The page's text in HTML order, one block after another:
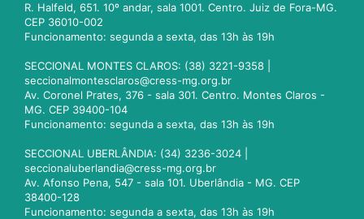
R. Halfeld, 651. 10º andar, sala 1001. Centro. Juiz de Fora-MG.
CEP 36010-002
Funcionamento: segunda a sexta, das 13h às 19h
SECCIONAL MONTES CLAROS: (38) 3221-9358 |
seccionalmontesclaros@cress-mg.org.br
Av. Coronel Prates, 376 - sala 301. Centro. Montes Claros -
MG. CEP 39400-104
Funcionamento: segunda a sexta, das 13h às 19h
SECCIONAL UBERLÂNDIA: (34) 3236-3024 |
seccionaluberlandia@cress-mg.org.br
Av. Afonso Pena, 547 - sala 101. Uberlândia - MG. CEP
38400-128
Funcionamento: segunda a sexta, das 13h às 19h